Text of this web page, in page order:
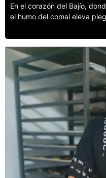
En el corazón del Bajío,
el humo del comal eleva